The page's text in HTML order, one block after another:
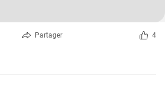
Partager 4